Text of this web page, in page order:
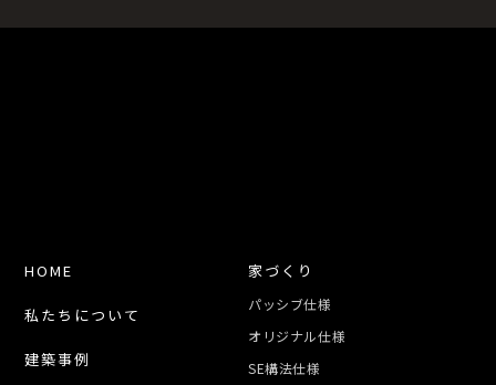
HOME
私たちについて
建築事例
家づくり
パッシブ仕様
オリジナル仕様
SE構法仕様